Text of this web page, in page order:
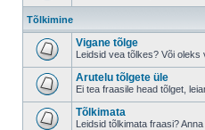
Tõlkimine
Vigane tõlge
Leidsid vea tõlkes? Või oleks
Arutelu tõlgete üle
Ei tea fraasile head tõlget,
Tõlkimata
Leidsid tõlkimata fraasi? Anna